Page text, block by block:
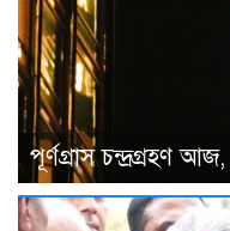
পূর্ণগ্রাস চন্দ্রগ্রহণ